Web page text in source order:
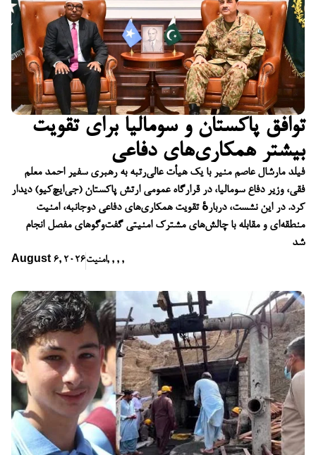
توافق پاکستان و سومالیا برای تقویت
بیشتر همکاری‌های دفاعی
فیلد مارشال عاصم منیر با یک هیأت عالی‌رتبه به رهبری سفیر احمد معلم
فقی، وزیر دفاع سومالیا، در قرارگاه عمومی ارتش پاکستان (جی‌ایچ‌کیو) دیدار
کرد. در این نشست، دربارهٔ تقویت همکاری‌های دفاعی دوجانبه، امنیت
منطقه‌ای و مقابله با چالش‌های مشترک امنیتی گفت‌وگوهای مفصل انجام
شد
August 6, 2026امنیت, , , ,